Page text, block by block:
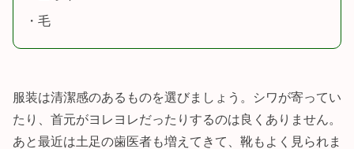
・毛
服装は清潔感のあるものを選びましょう。シワが寄ってい
たり、首元がヨレヨレだったりするのは良くありません。
あと最近は土足の歯医者も増えてきて、靴もよく見られま